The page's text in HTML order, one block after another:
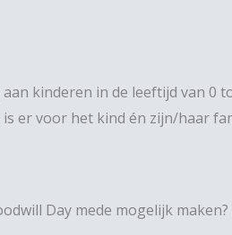
kinderen in de leeftijd van
er voor het kind én zijn/haar
Day mede mogelijk